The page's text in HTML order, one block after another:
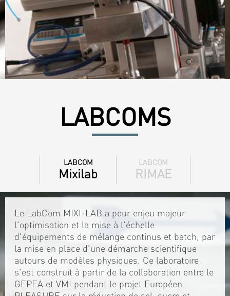
LABCOMS
LABCOM
Mixilab
LABCOM
RIMAE
Le LabCom MIXI-LAB a pour enjeu majeur
l'optimisation et la mise à l'échelle
d'équipements de mélange continus et batch, par
la mise en place d'une démarche scientifique
autours de modèles physiques. Ce laboratoire
s'est construit à partir de la collaboration entre le
GEPEA et VMI pendant le projet Européen